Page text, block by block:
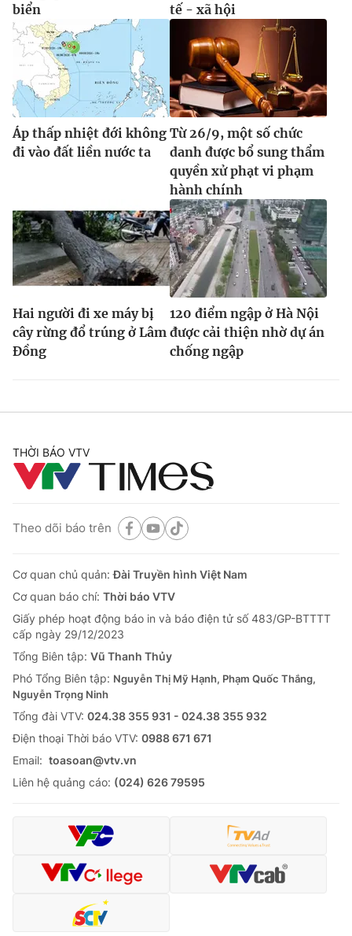
biển
tế - xã hội
Áp thấp nhiệt đới không
đi vào đất liền nước ta
Từ 26/9, một số chức
danh được bổ sung thẩm
quyền xử phạt vi phạm
hành chính
Hai người đi xe máy bị
cây rừng đổ trúng ở Lâm
Đồng
120 điểm ngập ở Hà Nội
được cải thiện nhờ dự án
chống ngập
THỜI BÁO VTV
Theo dõi báo trên
Cơ quan chủ quản:Đài Truyền hình Việt Nam
Cơ quan báo chí: Thời báo VTV
Giấy phép hoạt động báo in và báo điện tử số 483/GP-BTTTT
cấp ngày 29/12/2023
Tổng Biên tập: Vũ Thanh Thủy
Phó Tổng Biên tập: Nguyễn Thị Mỹ Hạnh, Phạm Quốc Thắng,
Nguyễn Trọng Ninh
Tổng đài VTV: 024.38 355 931 - 024.38 355 932
Ðiện thoại Thời báo VTV: 0988 671 671
Email: toasoan@vtv.vn
Liên hệ quảng cáo: (024) 626 79595